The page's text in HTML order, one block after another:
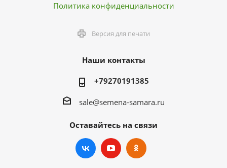
Политика конфиденциальности
Версия для печати
Наши контакты
+79270191385
sale@semena-samara.ru
Оставайтесь на связи